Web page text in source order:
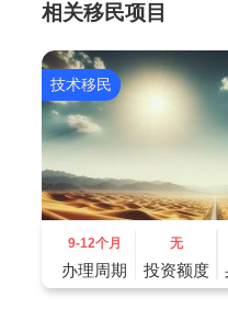
3、珀斯
作为西澳大利亚的最大
了大量的人们前来定居
是，珀斯的最大卖点就
森林。其自然风景令人
相关移民项目
技术移民
9-12个月
办理周期
无
投资额度